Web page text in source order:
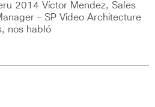
2014 Víctor Mendez, Sales
– SP Video Architecture
nos habló